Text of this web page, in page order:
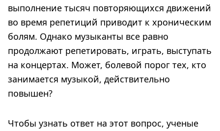
выполнение тысяч повторяющихся движений
во время репетиций приводит к хроническим
болям. Однако музыканты все равно
продолжают репетировать, играть, выступать
на концертах. Может, болевой порог тех, кто
занимается музыкой, действительно
повышен?
Чтобы узнать ответ на этот вопрос, ученые